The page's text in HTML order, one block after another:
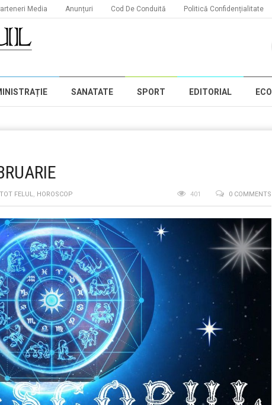
Media Anunțuri Cod De Conduită Politică Confidențialitate
SANATATE SPORT EDITORIAL
FELUL, HOROSCOP 0 COMMENTS
401